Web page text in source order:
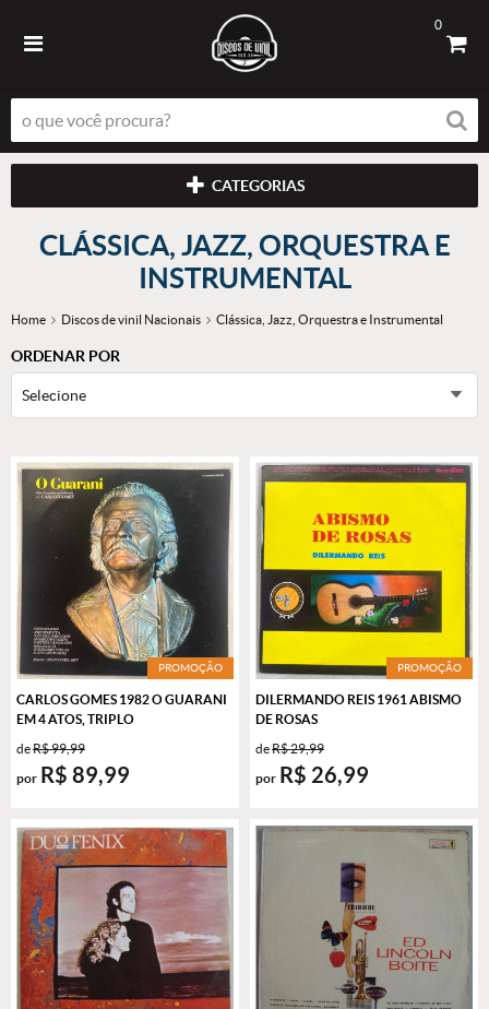
0
CATEGORIAS
CLÁSSICA, JAZZ, ORQUESTRA E
INSTRUMENTAL
Home Discos de vinil Nacionais Clássica, Jazz, Orquestra e Instrumental
ORDENAR POR
Selecione
PROMOÇÃO
CARLOS GOMES 1982 O GUARANI
EM 4 ATOS, TRIPLO
deR$ 99,99
por R$ 89,99
PROMOÇÃO
DILERMANDO REIS 1961 ABISMO
DE ROSAS
deR$ 29,99
por R$ 26,99